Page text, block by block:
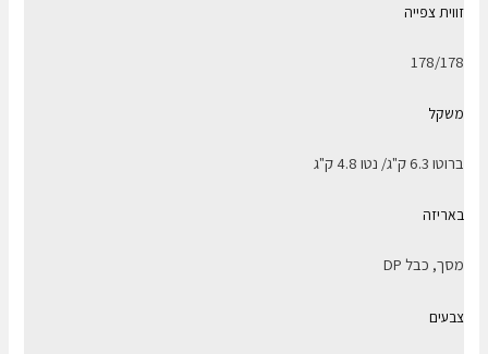
זווית צפייה
178/178
משקל
ברוטו 6.3 ק"ג/ נטו 4.8 ק"ג
באריזה
מסך, כבל DP
צבעים